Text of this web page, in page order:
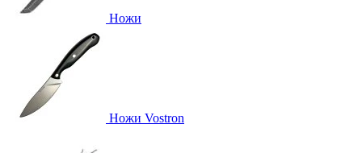
Ножи
Ножи Vostron